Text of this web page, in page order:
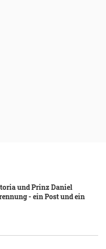
und Prinz Daniel
- ein Post und ein